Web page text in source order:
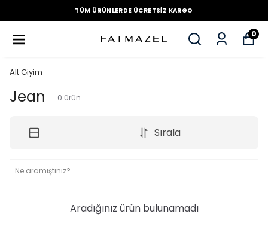
TÜM ÜRÜNLERDE ÜCRETSIZ KARGO
0
Alt Giyim
Jean 0 ürün
Sırala
Aradığınız ürün bulunamadı